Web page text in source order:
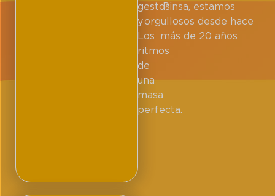
gestos
y
Los
ritmos
de
una
masa
perfecta.
Pinsa, estamos
orgullosos desde hace
más de 20 años